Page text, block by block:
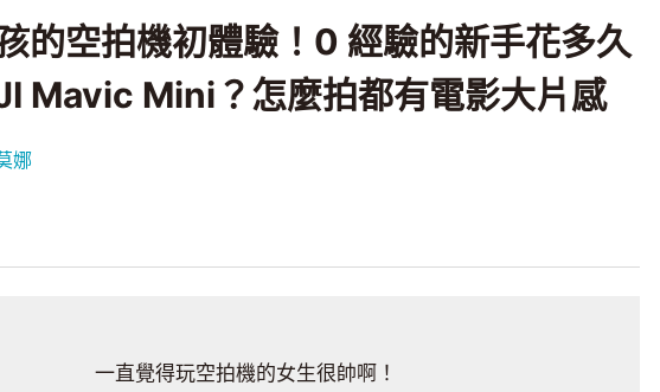
的空拍機初體驗！0 經驗的新手花多久
Mavic Mini？怎麼拍都有電影大片感
娜
一直覺得玩空拍機的女生很帥啊！